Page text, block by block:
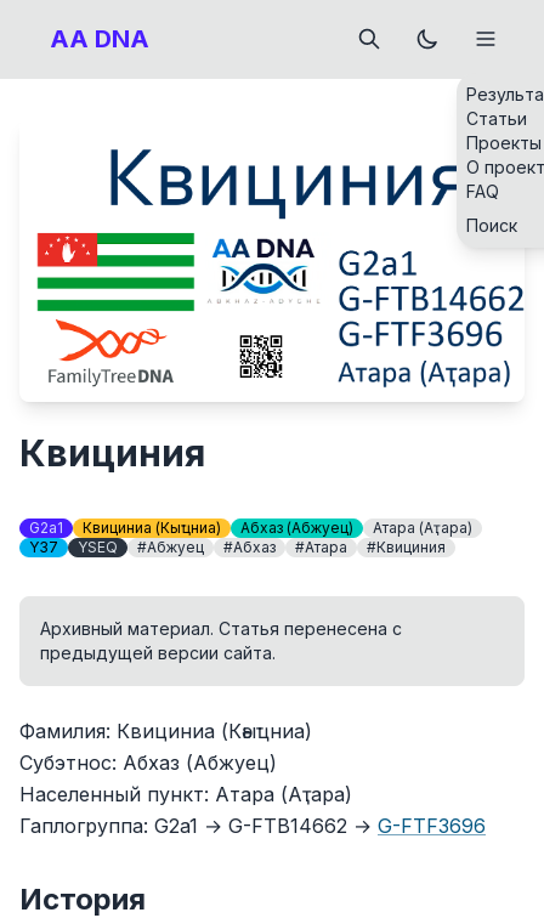
AA DNA
Статьи
Проекты
О
FAQ
Поиск
Квициния
G2a1 Квициниа (Кәыҵниа) Абхаз (Абжуец)
Атара (Аҭара)
Y37
YSEQ #Абжуец #Абхаз #Атара #Квициния
Архивный материал. Статья перенесена с
предыдущей версии сайта.
Фамилия: Квициниа (Кәыҵниа)
Субэтнос: Абхаз (Абжуец)
Населенный пункт: Атара (Аҭара)
Гаплогруппа: G2a1 → G-FTB14662 → G-FTF3696
История